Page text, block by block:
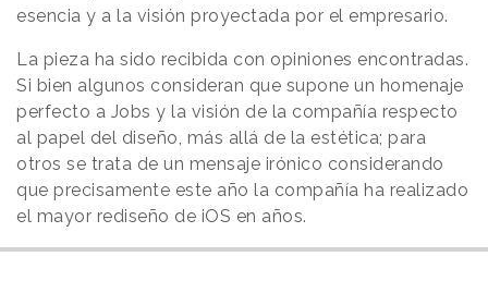
esencia y a la visión proyectada por el empresario.
La pieza ha sido recibida con opiniones encontradas.
Si bien algunos consideran que supone un homenaje
perfecto a Jobs y la visión de la compañía respecto
al papel del diseño, más allá de la estética; para
otros se trata de un mensaje irónico considerando
que precisamente este año la compañía ha realizado
el mayor rediseño de iOS en años.